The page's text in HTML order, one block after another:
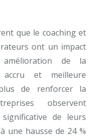
que le coaching et
ont un impact
de la
accru et meilleure
de renforcer la
observent
de leurs
une hausse de 24 %